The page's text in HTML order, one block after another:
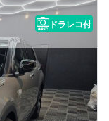
ドラレコ付